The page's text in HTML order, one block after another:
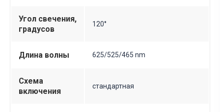
Угол свечения,
градусов
120°
Длина волны 625/525/465 nm
Схема
включения
стандартная